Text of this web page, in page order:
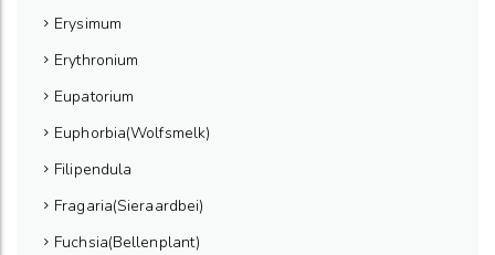
Erysimum
Erythronium
Eupatorium
Euphorbia(Wolfsmelk)
Filipendula
Fragaria(Sieraardbei)
Fuchsia(Bellenplant)